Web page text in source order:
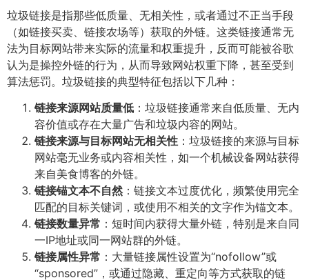
垃圾链接是指那些低质量、无相关性，或者通过不正当手段
（如链接买卖、链接农场等）获取的外链。这类链接通常无
法为目标网站带来实际的流量和权重提升，反而可能被谷歌
认为是操控外链的行为，从而导致网站权重下降，甚至受到
算法惩罚。垃圾链接的典型特征包括以下几种：
链接来源网站质量低 ：垃圾链接通常来自低质量、无内
容价值或存在大量广告和垃圾内容的网站。
链接来源与目标网站无相关性 ：垃圾链接的来源与目标
网站毫无业务或内容相关性，如一个机械设备网站获得
来自美食博客的外链。
链接锚文本不自然 ：链接文本过度优化，频繁使用完全
匹配的目标关键词，或使用不相关的文字作为锚文本。
链接数量异常 ：短时间内获得大量外链，特别是来自同
一IP地址或同一网站群的外链。
链接属性异常 ：大量链接属性设置为“nofollow”或
“sponsored”，或通过隐藏、重定向等方式获取的链